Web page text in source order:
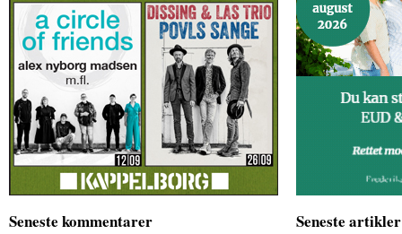
Seneste kommentarer Seneste artikler